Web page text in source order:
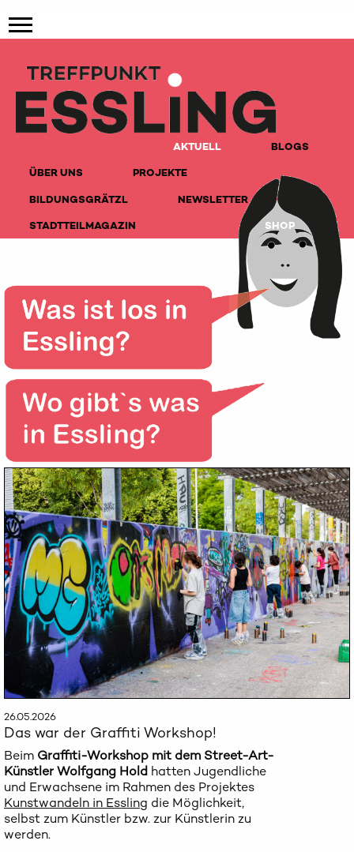
AKTUELL
BLOGS
ÜBER UNS
PROJEKTE
BILDUNGSGRÄTZL
NEWSLETTER
STADTTEILMAGAZIN
SHOP
26.05.2026
Das war der Graffiti Workshop!
Beim Graffiti-Workshop mit dem Street-Art-
Künstler Wolfgang Hold hatten Jugendliche
und Erwachsene im Rahmen des Projektes
Kunstwandeln in Essling die Möglichkeit,
selbst zum Künstler bzw. zur Künstlerin zu
werden.